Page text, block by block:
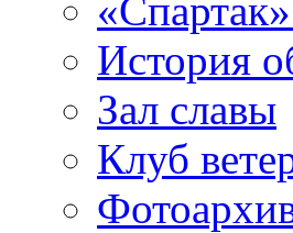
История
Зал славы
Клуб